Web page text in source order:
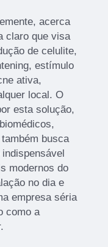
acerca
claro que visa
de celulite,
estímulo
ativa,
local. O
esta solução,
busca
modernos do
no dia e
empresa séria
como a